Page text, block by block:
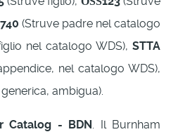
(Struve padre nel catalogo
nel catalogo WDS), STTA
nel catalogo WDS),
ambigua).
Catalog - BDN . Il Burnham